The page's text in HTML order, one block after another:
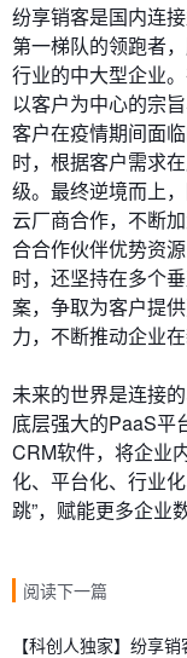
纷享销客是国内连
第一梯队的领跑者
行业的中大型企业
以客户为中心的宗
客户在疫情期间面
时，根据客户需求
级。最终逆境而上
云厂商合作，不断
合合作伙伴优势资
时，还坚持在多个
案，争取为客户提
力，不断推动企业
未来的世界是连接
底层强大的PaaS平
CRM软件，将企业
化、平台化、行业
跳”，赋能更多企业
阅读下一篇
【科创人独家】纷享